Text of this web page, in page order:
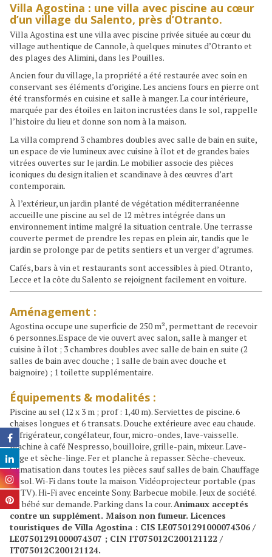
Villa Agostina : une villa avec piscine au cœur
d’un village du Salento, près d’Otranto.
Villa Agostina est une villa avec piscine privée située au cœur du
village authentique de Cannole, à quelques minutes d’Otranto et
des plages des Alimini, dans les Pouilles.
Ancien four du village, la propriété a été restaurée avec soin en
conservant ses éléments d’origine. Les anciens fours en pierre ont
été transformés en cuisine et salle à manger. La cour intérieure,
marquée par des étoiles en laiton incrustées dans le sol, rappelle
l’histoire du lieu et donne son nom à la maison.
La villa comprend 3 chambres doubles avec salle de bain en suite,
un espace de vie lumineux avec cuisine à îlot et de grandes baies
vitrées ouvertes sur le jardin. Le mobilier associe des pièces
iconiques du design italien et scandinave à des œuvres d’art
contemporain.
À l’extérieur, un jardin planté de végétation méditerranéenne
accueille une piscine au sel de 12 mètres intégrée dans un
environnement intime malgré la situation centrale. Une terrasse
couverte permet de prendre les repas en plein air, tandis que le
jardin se prolonge par de petits sentiers et un verger d’agrumes.
Cafés, bars à vin et restaurants sont accessibles à pied. Otranto,
Lecce et la côte du Salento se rejoignent facilement en voiture.
Aménagement :
Agostina occupe une superficie de 250 m², permettant de recevoir
6 personnes.Espace de vie ouvert avec salon, salle à manger et
cuisine à îlot ; 3 chambres doubles avec salle de bain en suite (2
salles de bain avec douche ; 1 salle de bain avec douche et
baignoire) ; 1 toilette supplémentaire.
Équipements & modalités :
Piscine au sel (12 x 3 m ; prof : 1,40 m). Serviettes de piscine. 6
chaises longues et 6 transats. Douche extérieure avec eau chaude.
Réfrigérateur, congélateur, four, micro-ondes, lave-vaisselle.
Machine à café Nespresso, bouilloire, grille-pain, mixeur. Lave-
linge et sèche-linge. Fer et planche à repasser. Sèche-cheveux.
Climatisation dans toutes les pièces sauf salles de bain. Chauffage
au sol. Wi-Fi dans toute la maison. Vidéoprojecteur portable (pas
de TV). Hi-Fi avec enceinte Sony. Barbecue mobile. Jeux de société.
Lit bébé sur demande. Parking dans la cour.Animaux acceptés
contre un supplément. Maison non fumeur. Licences
touristiques de Villa Agostina : CIS LE07501291000074306 /
LE07501291000074307 ; CIN IT075012C200121122 /
IT075012C200121124.